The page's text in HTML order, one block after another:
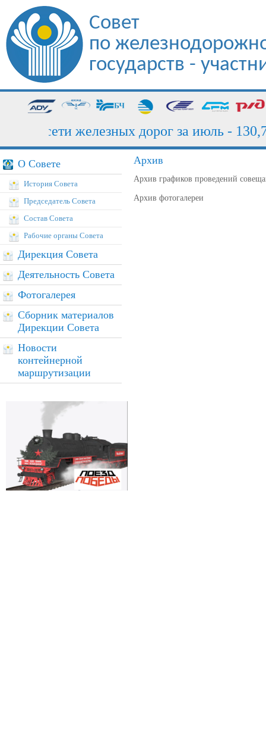
Совет
по
государств -
сети железных дорог за июль - 130,7
О Совете
История Совета
Председатель Совета
Состав Совета
Рабочие органы Совета
Дирекция Совета
Деятельность Совета
Фотогалерея
Сборник материалов
Дирекции Совета
Новости
контейнерной
маршрутизации
Архив
Архив графиков проведений
Архив фотогалереи